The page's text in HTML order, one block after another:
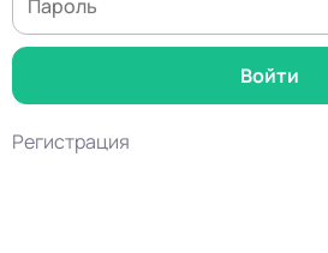
Регистрация